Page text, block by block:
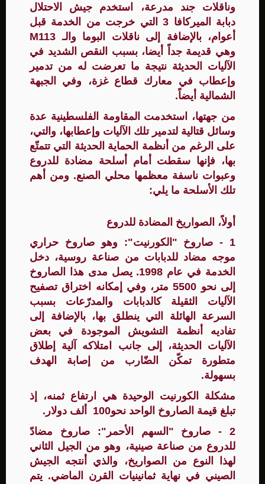
وناقلات جند مدرعة، استخدم جيش الاحتلال
دبابة الميركافا 3 التي خرجت من الخدمة قبل
أعوام، بالإضافة إلى ناقلات البوما والـ M113
وهي قديمة جداً أيضا، بسبب النقص الشديد في
الآليات الحديثة نتيجة ما تعرضت له من تدمير
وإعطاب في معارك قطاع غزة، وفي الجبهة
الشمالية أيضاً.
من جهتها، استخدمت المقاومة الفلسطينية عدة
وسائل قتالية لتدمير تلك الآليات وإعطابها، والتي،
على الرغم من أنظمة الحماية الحديثة التي تتمتّع
بها، فإنها سقطت أمام أسلحة مضادة للدروع
وعبوات ناسفة معظمها محلي الصنع. ومن أهم
تلك الأسلحة ما يلي:
أولاً، الصواريخ المضادة للدروع
1 - صاروخ "الكورنيت": وهو صاروخ حراري
موجه مضاد للدبابات من صناعة روسية، دخل
الخدمة في عام 1998. يصل مدى هذا الصاروخ
إلى نحو 5500 متر، وفي إمكانه اختراق تصفيح
الآليات الثقيلة كالدبابات والمدرّعات بسبب
السرعة الهائلة التي ينطلق بها، بالإضافة إلى
تفاديه أنظمة التشويش الموجودة في بعض
الآليات الحديثة، إلى جانب امتلاكه آلية إطلاق
متطورة تمكّن الضّارب من إصابة الهدف
بسهولة.
مشكلة الكورنيت الوحيدة هي ارتفاع ثمنه، إذ
تبلغ قيمة الصاروخ الواحد نحو100 ألف دولار.
2 - صاروخ "السهم الأحمر": صاروخ مضادّ
للدروع من صناعة صينية، وهو من الجيل الثاني
لهذا النوع من الصواريخ، والذي أنتجه الجيش
الصيني في نهاية ثمانينيات القرن الماضي. يتم